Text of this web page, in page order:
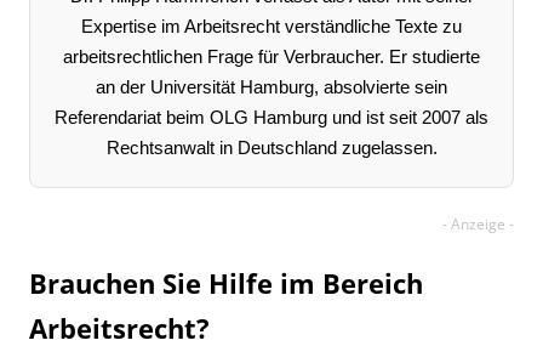
Expertise im Arbeitsrecht verständliche Texte zu
arbeitsrechtlichen Frage für Verbraucher. Er studierte
an der Universität Hamburg, absolvierte sein
Referendariat beim OLG Hamburg und ist seit 2007 als
Rechtsanwalt in Deutschland zugelassen.
Brauchen Sie Hilfe im Bereich
Arbeitsrecht?